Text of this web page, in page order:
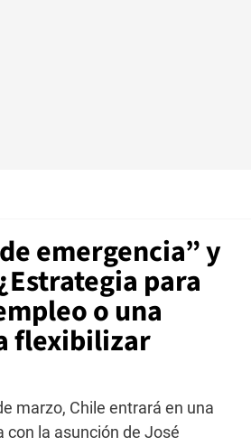
emergencia” y
para
o una
flexibilizar
marzo, Chile entrará en una
con la asunción de José